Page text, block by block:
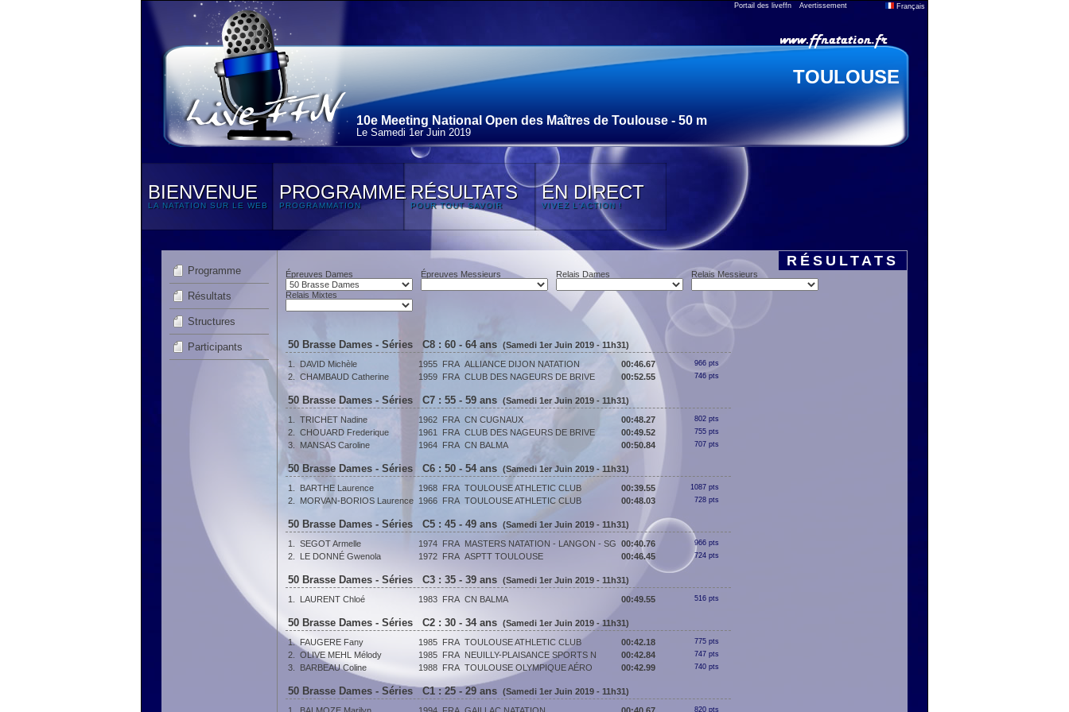
Portail des liveffn Avertissement Français
TOULOUSE
10e Meeting National Open des Maîtres de Toulouse - 50 m
Le Samedi 1erJuin 2019
BIENVENUE
LA NATATION SUR LE WEB
PROGRAMME
PROGRAMMATION
RÉSULTATS
POUR TOUT SAVOIR
EN DIRECT
VIVEZ L'ACTION !
Programme
Résultats
Structures
Participants
RÉSULTATS
Épreuves Dames Épreuves Messieurs Relais Dames Relais Messieurs
Relais Mixtes
50 Brasse Dames - Séries C8 : 60 - 64 ans (Samedi 1er Juin 2019 - 11h31)
1.
DAVID Michèle 1955 FRA ALLIANCE DIJON NATATION 00:46.67 966 pts
2. CHAMBAUD Catherine 1959 FRA CLUB DES NAGEURS DE BRIVE 00:52.55 746 pts
50 Brasse Dames - Séries C7 : 55 - 59 ans (Samedi 1er Juin 2019 - 11h31)
1.
TRICHET Nadine 1962 FRA CN CUGNAUX 00:48.27 802 pts
2. CHOUARD Frederique 1961 FRA CLUB DES NAGEURS DE BRIVE 00:49.52 755 pts
3. MANSAS Caroline 1964 FRA CN BALMA 00:50.84 707 pts
50 Brasse Dames - Séries C6 : 50 - 54 ans (Samedi 1er Juin 2019 - 11h31)
1.
BARTHE Laurence 1968 FRA TOULOUSE ATHLETIC CLUB 00:39.55 1087 pts
2. MORVAN-BORIOS Laurence 1966 FRA TOULOUSE ATHLETIC CLUB 00:48.03 728 pts
50 Brasse Dames - Séries C5 : 45 - 49 ans (Samedi 1er Juin 2019 - 11h31)
1.
SEGOT Armelle 1974 FRA MASTERS NATATION - LANGON - SG 00:40.76 966 pts
2. LE DONNÉ Gwenola 1972 FRA ASPTT TOULOUSE 00:46.45 724 pts
50 Brasse Dames - Séries C3 : 35 - 39 ans (Samedi 1er Juin 2019 - 11h31)
1.
LAURENT Chloé 1983 FRA CN BALMA 00:49.55 516 pts
50 Brasse Dames - Séries C2 : 30 - 34 ans (Samedi 1er Juin 2019 - 11h31)
1. FAUGERE Fany 1985 FRA TOULOUSE ATHLETIC CLUB 00:42.18 775 pts
2. OLIVE MEHL Mélody 1985 FRA NEUILLY-PLAISANCE SPORTS N 00:42.84 747 pts
3. BARBEAU Coline 1988 FRA TOULOUSE OLYMPIQUE AÉRO 00:42.99 740 pts
50 Brasse Dames - Séries C1 : 25 - 29 ans (Samedi 1er Juin 2019 - 11h31)
820 pts